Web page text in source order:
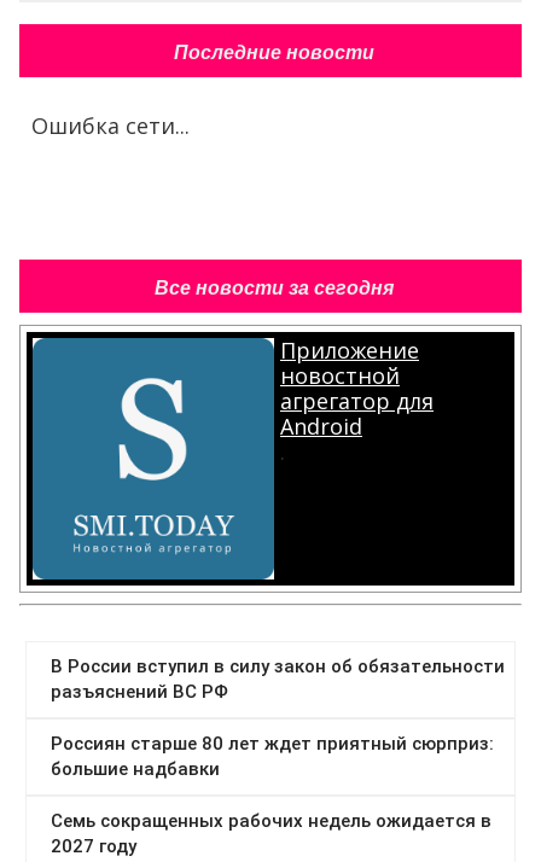
Последние новости
Ошибка сети...
Все новости за сегодня
Приложение
новостной
агрегатор для
Android
.